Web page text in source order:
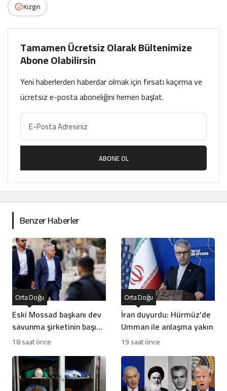
Kızgın
Tamamen Ücretsiz Olarak Bültenimize
Abone Olabilirsin
Yeni haberlerden haberdar olmak için fırsatı kaçırma ve
ücretsiz e-posta aboneliğini hemen başlat.
ABONE OL
Benzer Haberler
Eski Mossad başkanı dev
savunma şirketinin başına
geçti
Orta Doğu
18 saat önce
İran duyurdu: Hürmüz’de
Umman ile anlaşma yakın
Orta Doğu
19 saat önce